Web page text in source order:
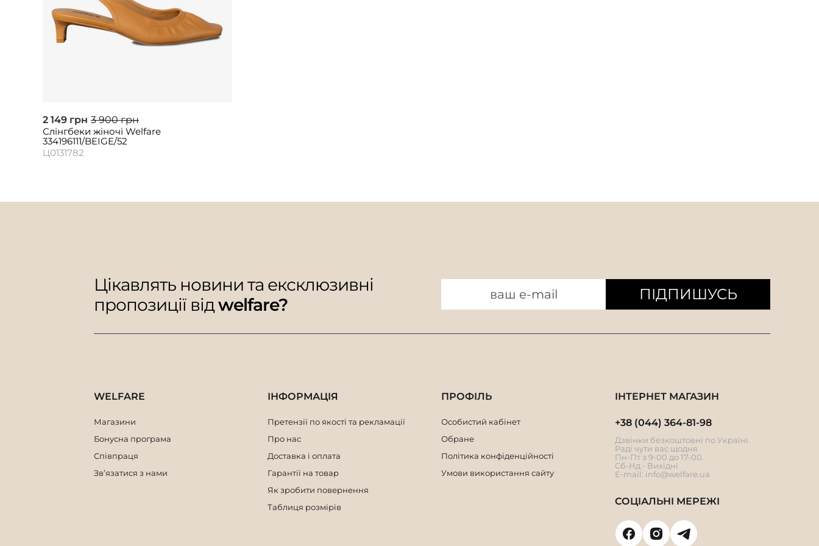
2 149 грн 3 900 грн
Слінгбеки жіночі Welfare
334196111/BEIGE/52
Ц0131782
Цікавлять новини та ексклюзивні
пропозиції відwelfare?
ПІДПИШУСЬ
WELFARE
Магазини
Бонусна програма
Співпраця
Зв’язатися з нами
ІНФОРМАЦІЯ
Претензії по якості та рекламації
Про нас
Доставка і оплата
Гарантії на товар
Як зробити повернення
Таблиця розмірів
ПРОФІЛЬ
Особистий кабінет
Обране
Політика конфіденційності
Умови використання сайту
ІНТЕРНЕТ МАГАЗИН
+38 (044) 364-81-98
Дзвінки безкоштовні по Україні.
Раді чути вас щодня
Пн-Пт з 9-00 до 17-00.
Сб-Нд - Вихідні
E-mail: info@welfare.ua
СОЦІАЛЬНІ МЕРЕЖІ